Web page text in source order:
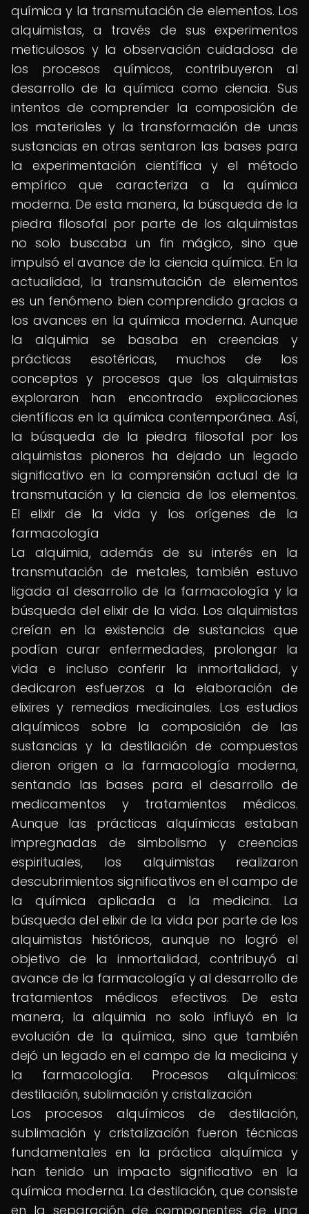
química y la transmutación de elementos. Los
alquimistas, a través de sus experimentos
meticulosos y la observación cuidadosa de
los procesos químicos, contribuyeron al
desarrollo de la química como ciencia. Sus
intentos de comprender la composición de
los materiales y la transformación de unas
sustancias en otras sentaron las bases para
la experimentación científica y el método
empírico que caracteriza a la química
moderna. De esta manera, la búsqueda de la
piedra filosofal por parte de los alquimistas
no solo buscaba un fin mágico, sino que
impulsó el avance de la ciencia química. En la
actualidad, la transmutación de elementos
es un fenómeno bien comprendido gracias a
los avances en la química moderna. Aunque
la alquimia se basaba en creencias y
prácticas esotéricas, muchos de los
conceptos y procesos que los alquimistas
exploraron han encontrado explicaciones
científicas en la química contemporánea. Así,
la búsqueda de la piedra filosofal por los
alquimistas pioneros ha dejado un legado
significativo en la comprensión actual de la
transmutación y la ciencia de los elementos.
El elixir de la vida y los orígenes de la
farmacología
La alquimia, además de su interés en la
transmutación de metales, también estuvo
ligada al desarrollo de la farmacología y la
búsqueda del elixir de la vida. Los alquimistas
creían en la existencia de sustancias que
podían curar enfermedades, prolongar la
vida e incluso conferir la inmortalidad, y
dedicaron esfuerzos a la elaboración de
elixires y remedios medicinales. Los estudios
alquímicos sobre la composición de las
sustancias y la destilación de compuestos
dieron origen a la farmacología moderna,
sentando las bases para el desarrollo de
medicamentos y tratamientos médicos.
Aunque las prácticas alquímicas estaban
impregnadas de simbolismo y creencias
espirituales, los alquimistas realizaron
descubrimientos significativos en el campo de
la química aplicada a la medicina. La
búsqueda del elixir de la vida por parte de los
alquimistas históricos, aunque no logró el
objetivo de la inmortalidad, contribuyó al
avance de la farmacología y al desarrollo de
tratamientos médicos efectivos. De esta
manera, la alquimia no solo influyó en la
evolución de la química, sino que también
dejó un legado en el campo de la medicina y
la farmacología. Procesos alquímicos:
destilación, sublimación y cristalización
Los procesos alquímicos de destilación,
sublimación y cristalización fueron técnicas
fundamentales en la práctica alquímica y
han tenido un impacto significativo en la
química moderna. La destilación, que consiste
en la separación de componentes de una